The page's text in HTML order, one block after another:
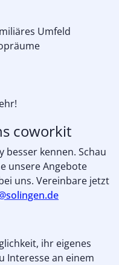
Umfeld
coworkit
besser kennen. Schau
unsere Angebote
uns. Vereinbare jetzt
ihr eigenes
Interesse an einem